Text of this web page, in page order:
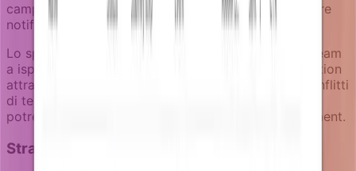
campagne sono progettate con visibilità su quali altre
notifiche sta ricevendo l'utente.
Lo spazio di revisione delle notifiche aiuta anche i team
a ispezionare come appariranno i messaggi di retention
attraverso i canali prima del lancio, individuando conflitti
di tempistica e inconsistenze nell'esperienza che
potrebbero compromettere l'impegno di ri-engagement.
Strategia di canale per la retention